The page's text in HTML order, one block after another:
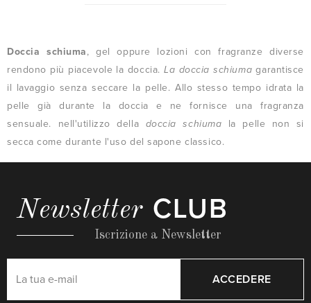
Doccia schiuma, gel oppure lozioni con fragranze diverse
rendono più piacevole la doccia.La doccia schiuma garantisce
il lavaggio senza seccare la pelle. Allo stesso tempo idrata la
pelle già durante la doccia e ne fornisce una fragranza
sensuale. nell'utilizzo della doccia schiuma la pelle non si
secca come durante l'uso del sapone classico.
Newsletter CLUB
Iscrizione a Newsletter
ACCEDERE